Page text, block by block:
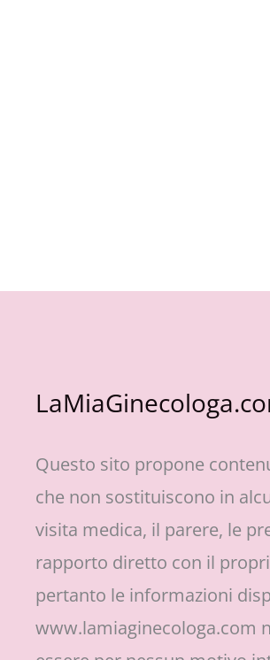
Questo sito propone
che non sostituiscono in
visita medica, il parere, le
rapporto diretto con il
pertanto le informazioni
www.lamiaginecologa.com